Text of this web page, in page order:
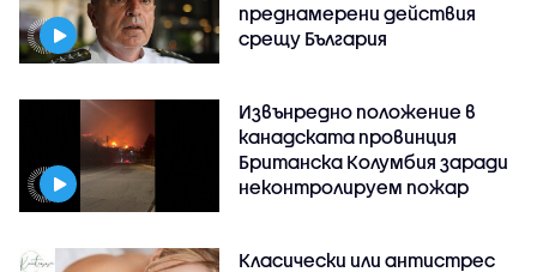
преднамерени действия
срещу България
Извънредно положение в
канадската провинция
Британска Колумбия заради
неконтролируем пожар
Класически или антистрес